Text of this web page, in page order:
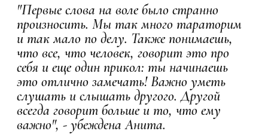
"Первые слова на воле было странно
произносить. Мы так много тараторим
и так мало по делу. Также понимаешь,
что все, что человек, говорит это про
себя и еще один прикол: ты начинаешь
это отлично замечать! Важно уметь
слушать и слышать другого. Другой
всегда говорит больше и то, что ему
важно", - убеждена Анита.